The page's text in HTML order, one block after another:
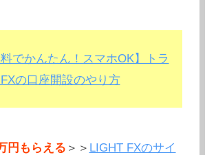
料でかんたん！スマホOK】トラ
の口座開設のやり方
円もらえる ＞＞ LIGHT FXのサイ